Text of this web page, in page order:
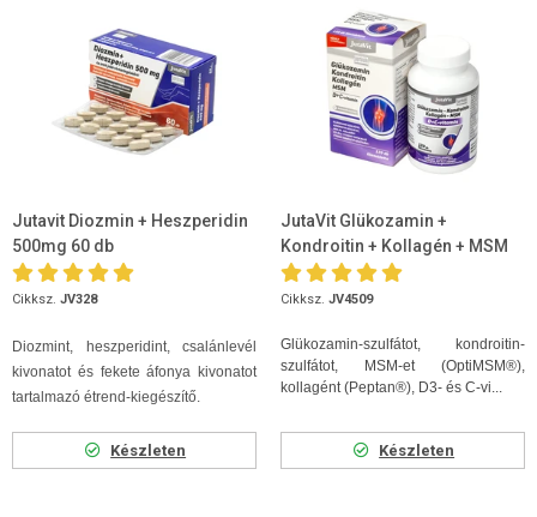
Jutavit Diozmin + Heszperidin
500mg 60 db
Cikksz. JV328
Diozmint, heszperidint, csalánlevél
kivonatot és fekete áfonya kivonatot
tartalmazó étrend-kiegészítő.
Készleten
JutaVit Glükozamin +
Kondroitin + Kollagén + MSM
D+C vitamin 120db tabletta
Cikksz. JV4509
Glükozamin-szulfátot, kondroitin-
szulfátot, MSM-et (OptiMSM®),
kollagént (Peptan®), D3- és C-vi...
Készleten